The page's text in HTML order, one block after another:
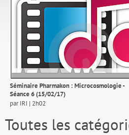
Séminaire Pharmakon : Microcosmologie -
Séance 6 (15/02/17)
par IRI | 2h02
Toutes les